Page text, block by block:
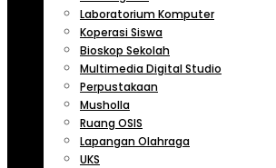
Laboratorium Komputer
Koperasi Siswa
Bioskop Sekolah
Multimedia Digital Studio
Perpustakaan
Musholla
Ruang OSIS
Lapangan Olahraga
UKS